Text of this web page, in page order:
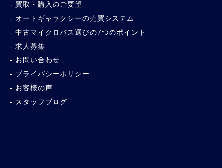
買取・購入のご要望
オートギャラクシーの売買システム
中古マイクロバス選びの7つのポイント
求人募集
お問い合わせ
プライバシーポリシー
お客様の声
スタッフブログ